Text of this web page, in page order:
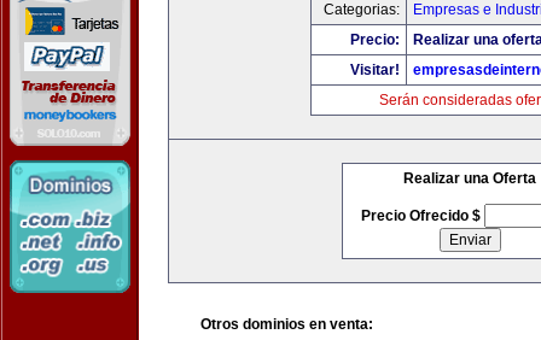
Categorias:
Empresas e
Precio:
Realizar una
Visitar!
Serán consideradas
Realizar una Oferta
Precio Ofrecido $
Otros dominios en venta: